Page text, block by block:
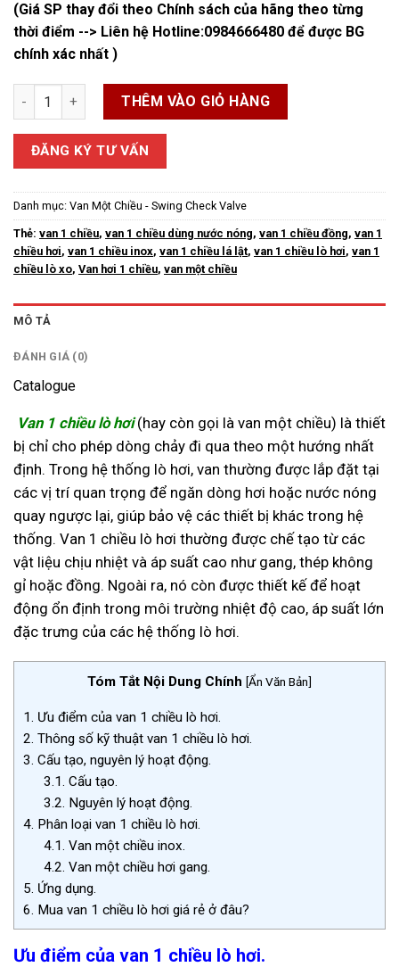
(Giá SP thay đổi theo Chính sách của hãng theo từng
thời điểm --> Liên hệ Hotline:0984666480 để được BG
chính xác nhất )
Van 1 Chiều Lò Hơi số lượngTHÊM VÀO GIỎ HÀNG
ĐĂNG KÝ TƯ VẤN
Danh mục: Van Một Chiều - Swing Check Valve
Thẻ: van 1 chiều, van 1 chiều dùng nước nóng, van 1 chiều đồng, van 1
chiều hơi, van 1 chiều inox, van 1 chiều lá lật, van 1 chiều lò hơi, van 1
chiều lò xo, Van hơi 1 chiều, van một chiều
MÔ TẢ
ĐÁNH GIÁ (0)
Catalogue
Van 1 chiều lò hơi(hay còn gọi là van một chiều) là thiết
bị chỉ cho phép dòng chảy đi qua theo một hướng nhất
định. Trong hệ thống lò hơi, van thường được lắp đặt tại
các vị trí quan trọng để ngăn dòng hơi hoặc nước nóng
quay ngược lại, giúp bảo vệ các thiết bị khác trong hệ
thống. Van 1 chiều lò hơi thường được chế tạo từ các
vật liệu chịu nhiệt và áp suất cao như gang, thép không
gỉ hoặc đồng. Ngoài ra, nó còn được thiết kế để hoạt
động ổn định trong môi trường nhiệt độ cao, áp suất lớn
đặc trưng của các hệ thống lò hơi.
Tóm Tắt Nội Dung Chính [Ẩn Văn Bản]
1. Ưu điểm của van 1 chiều lò hơi.
2. Thông số kỹ thuật van 1 chiều lò hơi.
3. Cấu tạo, nguyên lý hoạt động.
3.1. Cấu tạo.
3.2. Nguyên lý hoạt động.
4. Phân loại van 1 chiều lò hơi.
4.1. Van một chiều inox.
4.2. Van một chiều hơi gang.
5. Ứng dụng.
6. Mua van 1 chiều lò hơi giá rẻ ở đâu?
Ưu điểm của van 1 chiều lò hơi.